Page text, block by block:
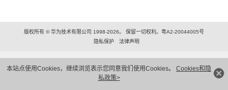
本站点使用Cookies，继续浏览表示您同意我们使用Cookies。 Cookies和隐
私政策>
版权所有 © 华为技术有限公司 1998-2026。 保留一切权利。粤A2-20044005号
隐私保护
法律声明